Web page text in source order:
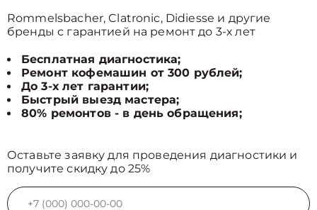
Rommelsbacher, Clatronic, Didiesse и другие
бренды с гарантией на ремонт до 3-х лет
Бесплатная диагностика;
Ремонт кофемашин от 300 рублей;
До 3-х лет гарантии;
Быстрый выезд мастера;
80% ремонтов - в день обращения;
Оставьте заявку для проведения диагностики и
получите скидку до 25%